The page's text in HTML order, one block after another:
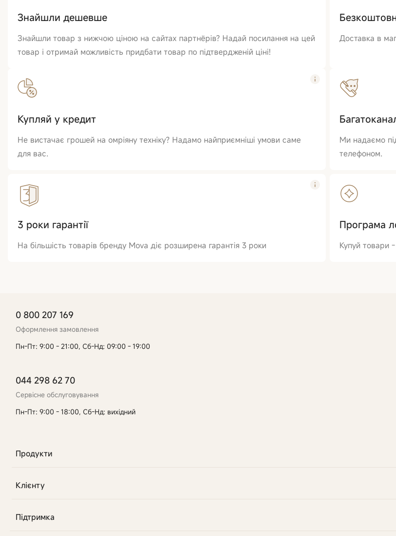
Знайшли дешевше
Знайшли товар з нижчою ціною на сайтах партнёрів? Надай посилання на цей
товар і отримай можливість придбати товар по підтвердженій ціні!
Доставка в
Купляй у кредит
Не вистачає грошей на омріяну техніку? Надамо найприємніші умови саме
для вас.
Ми надаємо
телефоном.
3 роки гарантії
На більшість товарів бренду Mova діє розширена гарантія 3 роки
Програма
Купуй товари
Продукти
Клієнту
Підтримка
0 800 207 169
Оформлення замовлення
Пн-Пт: 9:00 - 21:00, Сб-Нд: 09:00 - 19:00
044 298 62 70
Сервісне обслуговування
Пн-Пт: 9:00 - 18:00, Сб-Нд: вихідний